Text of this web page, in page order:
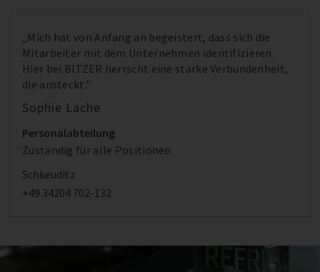
„Mich hat von Anfang an begeistert, dass sich die
Mitarbeiter mit dem Unternehmen identifizieren.
Hier bei BITZER herrscht eine starke Verbundenheit,
die ansteckt."
Sophie Lache
Personalabteilung
Zuständig für alle Positionen
Schkeuditz
+49 34204 702-132